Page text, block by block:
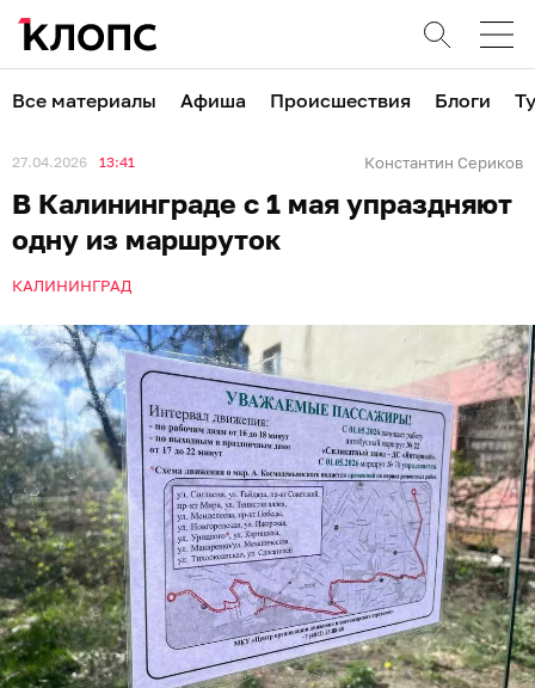
Все материалы Афиша Происшествия Блоги
27.04.2026 13:41 Константин Сериков
В Калининграде с 1 мая упраздняют
одну из маршруток
КАЛИНИНГРАД